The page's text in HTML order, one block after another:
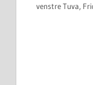
venstre Tuva,